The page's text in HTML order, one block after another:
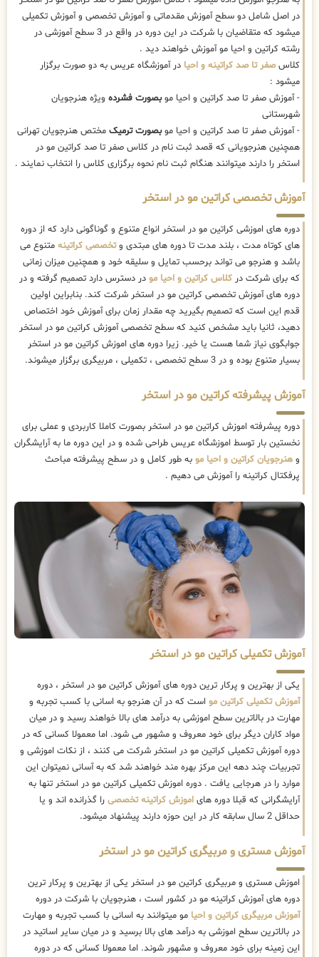
در اصل شامل دو سطح آموزش مقدماتی و آموزش تخصصی و آموزش تکمیلی
میشود که متقاضیان با شرکت در این دوره در واقع در 3 سطح آموزشی در
رشته کراتین و احیا مو آموزش خواهند دید .
کلاسصفر تا صد کراتینه و احیا در آموزشگاه عریس به دو صورت برگزار
میشود :
- آموزش صفر تا صد کراتین و احیا موبصورت فشرده ویژه هنرجویان
شهرستانی
- آموزش صفر تا صد کراتین و احیا موبصورت ترمیک مختص هنرجویان تهرانی
همچنین هنرجویانی که قصد ثبت نام در کلاس صفر تا صد کراتین مو در
استخر را دارند میتوانند هنگام ثبت نام نحوه برگزاری کلاس را انتخاب نمایند .
آموزش تخصصی کراتین مو در استخر
دوره های اموزشی کراتین مو در استخر انواع متنوع و گوناگونی دارد که از دوره
های کوتاه مدت ، بلند مدت تا دوره های مبتدی وتخصصی کراتینه متنوع می
باشد و هنرجو می تواند برحسب تمایل و سلیقه خود و همچنین میزان زمانی
که برای شرکت در کلاس کراتین و احیا مو در دسترس دارد تصمیم گرفته و در
دوره های آموزش تخصصی کراتین مو در استخر شرکت کند. بنابراین اولین
قدم این است که تصمیم بگیرید چه مقدار زمان برای آموزش خود اختصاص
دهید، ثانیا باید مشخص کنید که سطح تخصصی آموزش کراتین مو در استخر
جوابگوی نیاز شما هست یا خیر. زیرا دوره های اموزش کراتین مو در استخر
بسیار متنوع بوده و در 3 سطح تخصصی ، تکمیلی ، مربیگری برگزار میشوند.
آموزش پیشرفته کراتین مو در استخر
دوره پیشرفته اموزش کراتین مو در استخر بصورت کاملا کاربردی و عملی برای
نخستین بار توسط اموزشگاه عریس طراحی شده و در این دوره ما به آرایشگران
و هنرجویان کراتین و احیا مو به طور کامل و در سطح پیشرفته مباحث
پرفکتال کراتینه را آموزش می دهیم .
آموزش تکمیلی کراتین مو در استخر
یکی از بهترین و پرکار ترین دوره های آموزش کراتین مو در استخر ، دوره
آموزش تکمیلی کراتین مو است که در آن هنرجو به اسانی با کسب تجربه و
مهارت در بالاترین سطح اموزشی به درآمد های بالا خواهند رسید و در میان
مواد کاران دیگر برای خود معروف و مشهور می شود. اما معمولا کسانی که در
دوره آموزش تکمیلی کراتین مو در استخر شرکت می کنند ، از نکات اموزشی و
تجربیات چند دهه این مرکز بهره مند خواهند شد که به آسانی نمیتوان این
موارد را در هرجایی یافت . دوره اموزش تکمیلی کراتین مو در استخر تنها به
آرایشگرانی که قبلا دوره های اموزش کراتینه تخصصی را گذرانده اند و یا
حداقل 2 سال سابقه کار در این حوزه دارند پیشنهاد میشود.
آموزش مستری و مربیگری کراتین مو در استخر
اموزش مستری و مربیگری کراتین مو در استخر یکی از بهترین و پرکار ترین
دوره های آموزش کراتینه مو در کشور است ، هنرجویان با شرکت در دوره
آموزش مربیگری کراتین و احیا مو میتوانند به اسانی با کسب تجربه و مهارت
در بالاترین سطح اموزشی به درآمد های بالا برسید و در میان سایر اساتید در
این زمینه برای خود معروف و مشهور شوند. اما معمولا کسانی که در دوره